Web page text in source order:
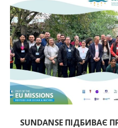
SUNDANSE ПІДБИВАЄ